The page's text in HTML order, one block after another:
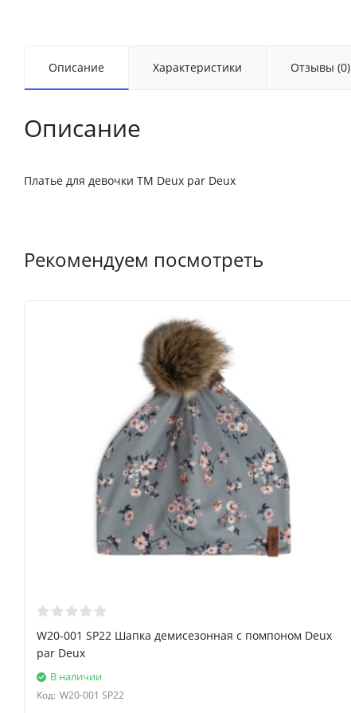
Описание Характеристики Отзывы (0)
Описание
Платье для девочки ТМ Deux par Deux
Рекомендуем посмотреть
W20-001 SP22 Шапка демисезонная с помпоном Deux
par Deux
В наличии
Код: W20-001 SP22